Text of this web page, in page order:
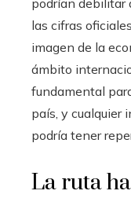
las cifras
imagen de la
ámbito
fundamental
país, y cualquier
podría tener
La ruta